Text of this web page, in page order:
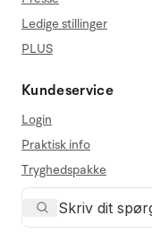
Ledige stillinger
PLUS
Kundeservice
Login
Praktisk info
Tryghedspakke